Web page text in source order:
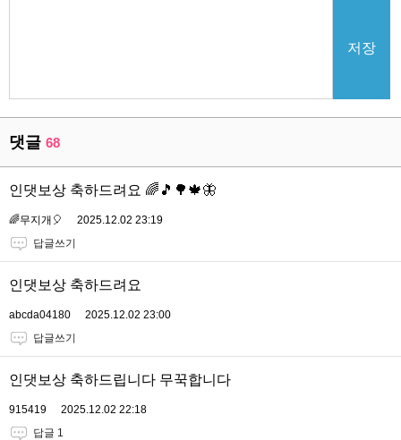
저장
댓글 68
인댓보상 축하드려요 🌈🎵🌳🍁🦋
🌈무지개🎈
2025.12.02 23:19
답글쓰기
인댓보상 축하드려요
abcda04180
2025.12.02 23:00
답글쓰기
인댓보상 축하드립니다 무꾹합니다
915419
2025.12.02 22:18
답글 1